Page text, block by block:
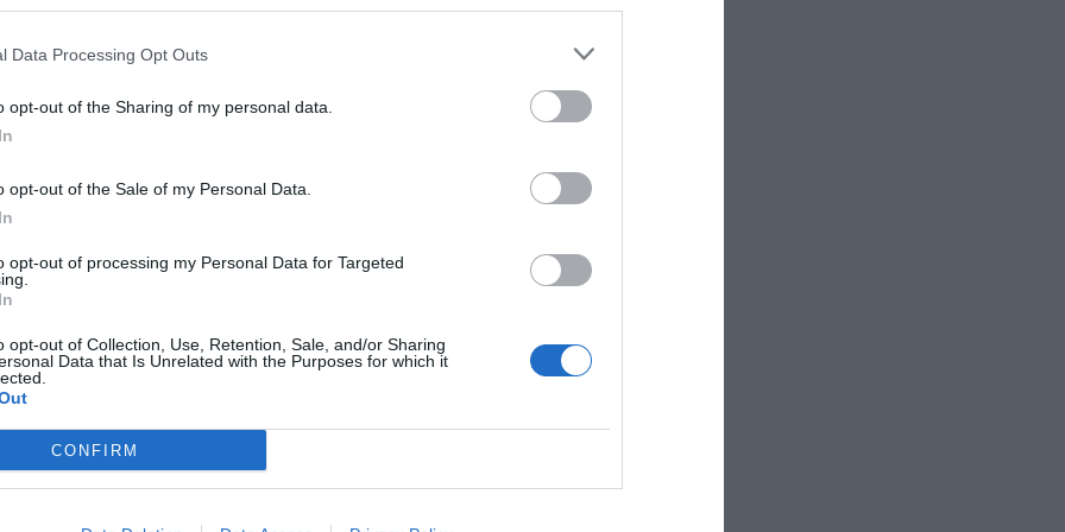
Data Processing Opt Outs
opt-out of the Sharing of my personal data.
opt-out of the Sale of my Personal Data.
opt-out of processing my Personal Data for Targeted
opt-out of Collection, Use, Retention, Sale, and/or Sharing
Data that Is Unrelated with the Purposes for which it
CONFIRM
junio una jornada histórica con la apertura
Arcángel, una cita que congregó a
de conocer de primera mano las
municipio.
el mobiliario preparadopara entrar en
administraciones y
acompañar a la localidad en una jornada
hacer realidad este proyecto.
supondrá el fin de los
de Soneja ha desarrollado su actividad